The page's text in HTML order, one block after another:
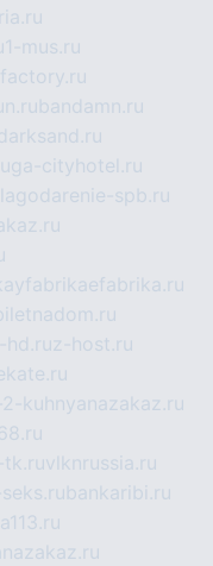
1-mus.ru
bandamn.ru
cityhotel.ru
spb.ru
hd.ruz-host.ru
kuhnyanazakaz.ru
tk.ruvlknrussia.ru
bankaribi.ru